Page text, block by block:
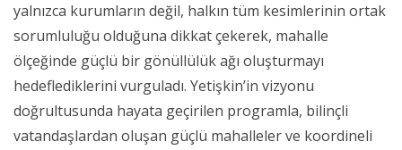
yalnızca kurumların değil, halkın tüm kesimlerinin ortak
sorumluluğu olduğuna dikkat çekerek, mahalle
ölçeğinde güçlü bir gönüllülük ağı oluşturmayı
hedeflediklerini vurguladı. Yetişkin’in vizyonu
doğrultusunda hayata geçirilen programla, bilinçli
vatandaşlardan oluşan güçlü mahalleler ve koordineli